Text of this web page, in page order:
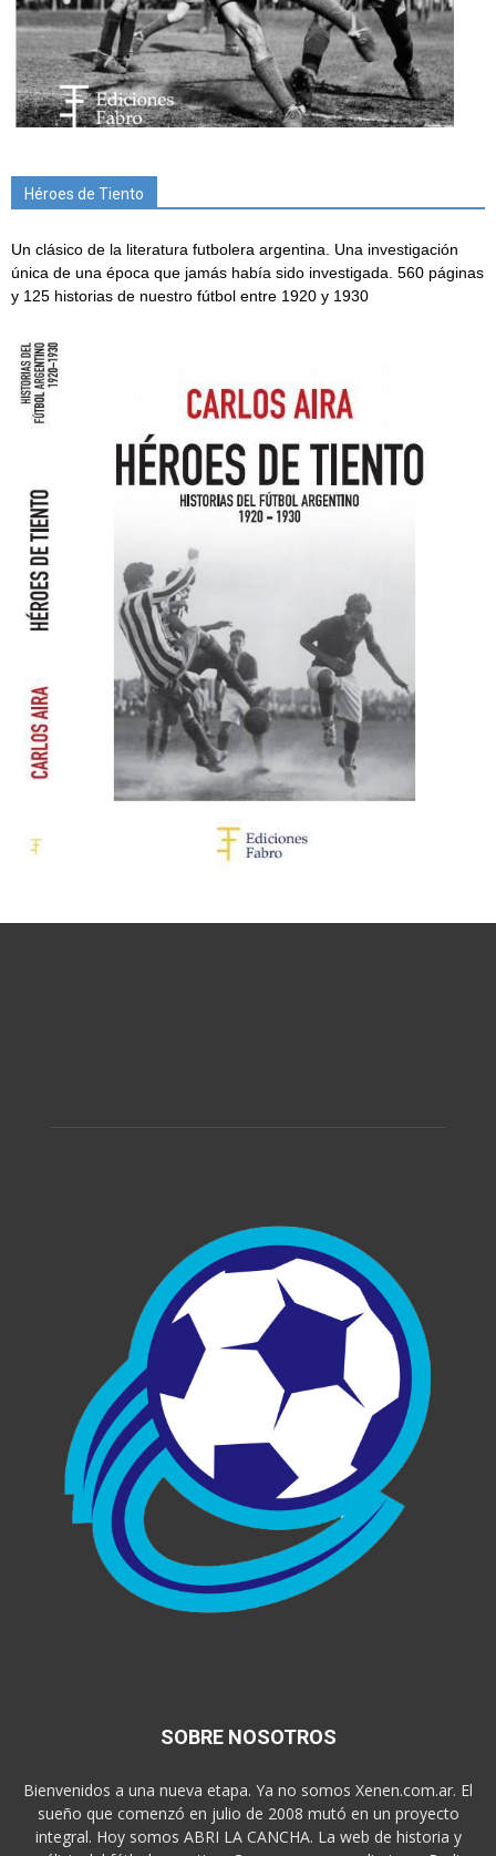
Héroes de Tiento
Un clásico de la literatura futbolera argentina. Una investigación
única de una época que jamás había sido investigada. 560 páginas
y 125 historias de nuestro fútbol entre 1920 y 1930
SOBRE NOSOTROS
Bienvenidos a una nueva etapa. Ya no somos Xenen.com.ar. El
sueño que comenzó en julio de 2008 mutó en un proyecto
integral. Hoy somos ABRI LA CANCHA. La web de historia y